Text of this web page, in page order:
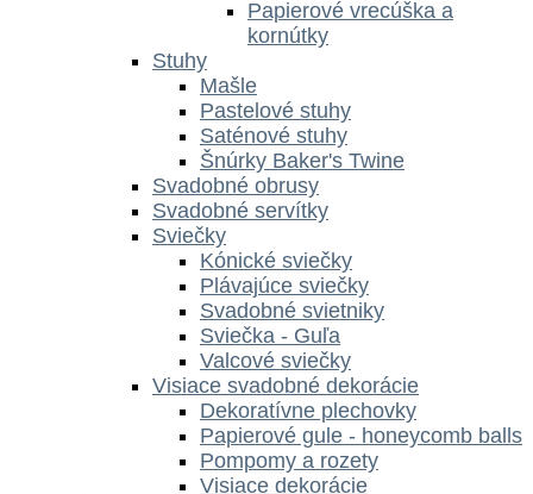
Papierové vrecúška a
kornútky
Stuhy
Mašle
Pastelové stuhy
Saténové stuhy
Šnúrky Baker's Twine
Svadobné obrusy
Svadobné servítky
Sviečky
Kónické sviečky
Plávajúce sviečky
Svadobné svietniky
Sviečka - Guľa
Valcové sviečky
Visiace svadobné dekorácie
Dekoratívne plechovky
Papierové gule - honeycomb balls
Pompomy a rozety
Visiace dekorácie